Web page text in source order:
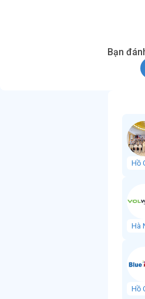
Bạn
Hồ
Hà
Hồ